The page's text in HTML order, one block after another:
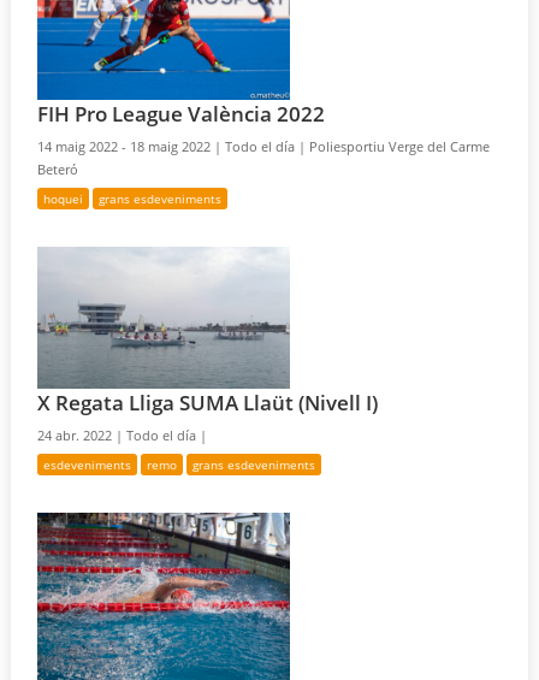
FIH Pro League València 2022
14 maig 2022 - 18 maig 2022 |Todo el día | Poliesportiu Verge del Carme
Beteró
hoquei grans esdeveniments
X Regata Lliga SUMA Llaüt (Nivell I)
24 abr. 2022 |Todo el día |
esdeveniments remo grans esdeveniments